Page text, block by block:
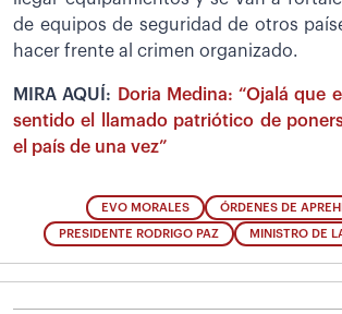
de equipos de seguridad de otros
hacer frente al crimen organizado.
MIRA AQUÍ:
Doria Medina: “Ojalá que
sentido el llamado patriótico de
el país de una vez”
EVO MORALES ÓRDENES DE
PRESIDENTE RODRIGO PAZ MINISTRO DE